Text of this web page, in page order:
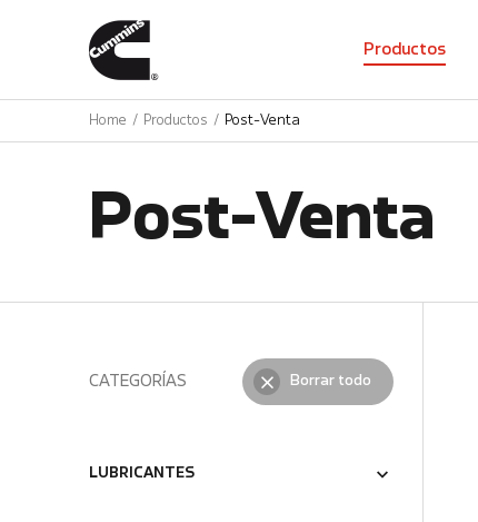
Productos
Home Productos Post-Venta
Post-Venta
CATEGORÍAS Borrar todo
LUBRICANTES